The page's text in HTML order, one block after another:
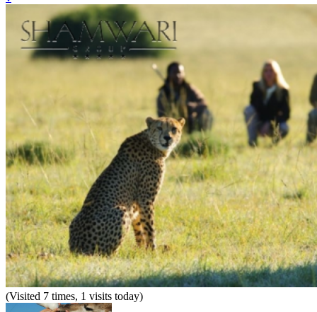
(Visited 7 times, 1 visits today)